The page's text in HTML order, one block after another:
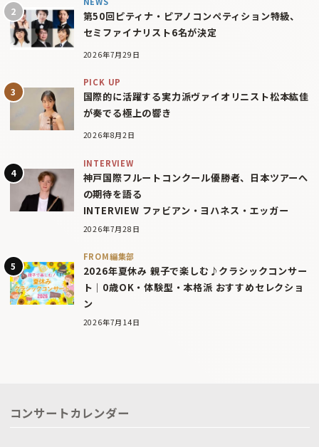
第50回ピティナ・ピアノコンペティション特級、
セミファイナリスト6名が決定
2026年7月29日
PICK UP
国際的に活躍する実力派ヴァイオリニスト松本紘佳
が奏でる極上の響き
2026年8月2日
INTERVIEW
神戸国際フルートコンクール優勝者、日本ツアーへ
の期待を語る
INTERVIEW ファビアン・ヨハネス・エッガー
2026年7月28日
FROM編集部
2026年夏休み 親子で楽しむ♪クラシックコンサー
ト｜0歳OK・体験型・本格派 おすすめセレクショ
ン
2026年7月14日
コンサートカレンダー